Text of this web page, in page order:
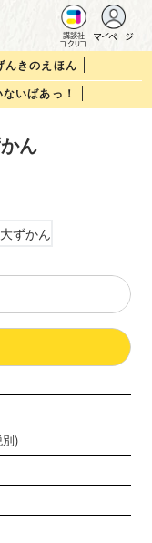
講談社
コクリコ
マイページ
んきのえほん
いばあっ！
ん
)